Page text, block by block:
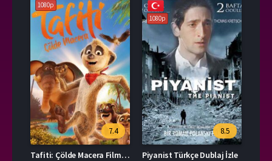
1080p
7.4
Tafiti: Çölde Macera Filmi İzle
1080p
8.5
Piyanist Türkçe Dublaj İzle